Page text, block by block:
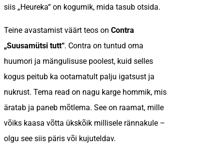
siis „Heureka“ on kogumik, mida tasub otsida.
Teine avastamist väärt teos on Contra
„Suusamütsi tutt“. Contra on tuntud oma
huumori ja mängulisuse poolest, kuid selles
kogus peitub ka ootamatult palju igatsust ja
nukrust. Tema read on nagu karge hommik, mis
äratab ja paneb mõtlema. See on raamat, mille
võiks kaasa võtta ükskõik millisele rännakule –
olgu see siis päris või kujuteldav.